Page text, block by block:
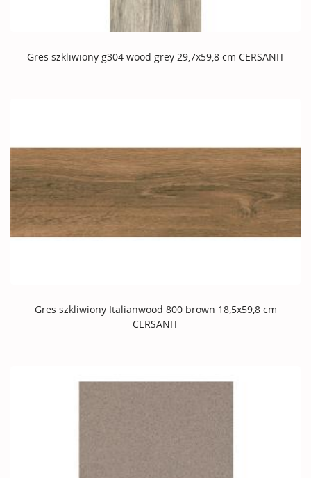
Gres szkliwiony g304 wood grey 29,7x59,8 cm CERSANIT
Gres szkliwiony Italianwood 800 brown 18,5x59,8 cm
CERSANIT